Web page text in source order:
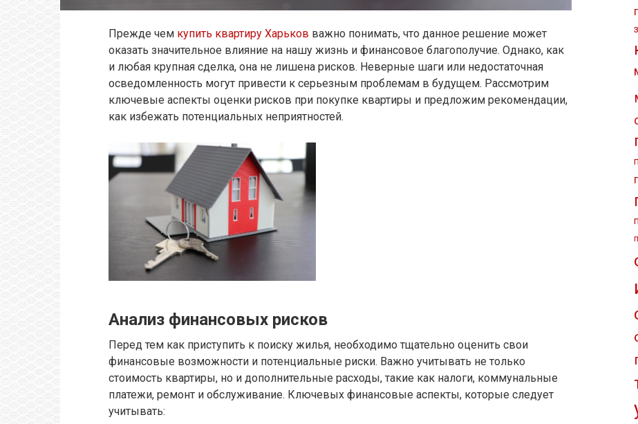
Прежде чем купить квартиру Харьков важно понимать, что данное решение может
оказать значительное влияние на нашу жизнь и финансовое благополучие. Однако, как
и любая крупная сделка, она не лишена рисков. Неверные шаги или недостаточная
осведомленность могут привести к серьезным проблемам в будущем. Рассмотрим
ключевые аспекты оценки рисков при покупке квартиры и предложим рекомендации,
как избежать потенциальных неприятностей.
Анализ финансовых рисков
Перед тем как приступить к поиску жилья, необходимо тщательно оценить свои
финансовые возможности и потенциальные риски. Важно учитывать не только
стоимость квартиры, но и дополнительные расходы, такие как налоги, коммунальные
платежи, ремонт и обслуживание. Ключевых финансовые аспекты, которые следует
учитывать: